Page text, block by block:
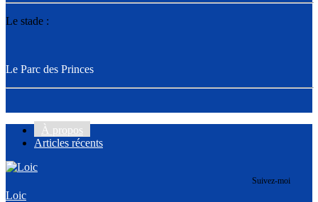
Le stade :
Le Parc des Princes
À propos
Articles récents
Suivez-moi
Loic